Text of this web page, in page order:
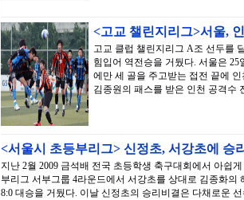
<고교 챌린지리그>서울,
고교 클럽 챌린지리그 A조 선두를
힘입어 역전승을 거뒀다. 서울은
에만 세 골을 주고받는 접전 끝에
김종원의 패스를 받은 인천 공격수
<서울시 초등부리그> 신정초, 서강초에 승
지난 2월 2009 금석배 전국 초등학생 축구대회에서 아쉽
부리그 서부그룹 4라운드에서 서강초를 상대로 김종화
8:0 대승을 거뒀다. 이날 신정초의 승리비결은 다채로운